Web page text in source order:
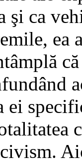
şi ca
ea
ei